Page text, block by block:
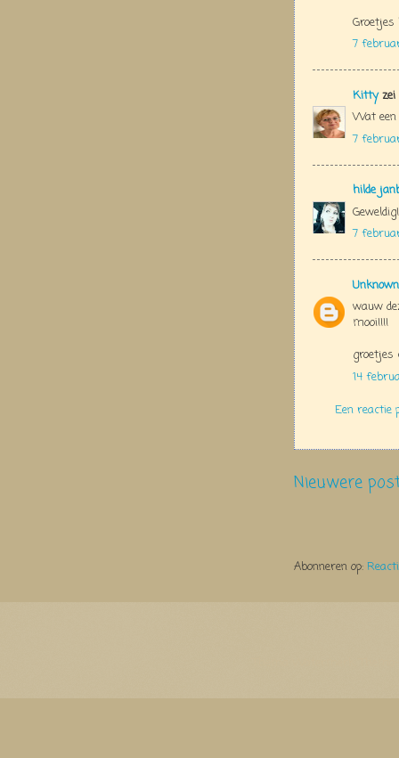
7
Kittyzei
Wat een
7
hilde
7
Unknown
wauw
mooi!!!!
groetjes
14
Een reactie
Nieuwere
Abonneren op: